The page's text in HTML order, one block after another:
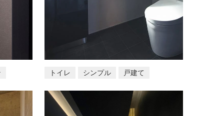
トイレ シンプル 戸建て